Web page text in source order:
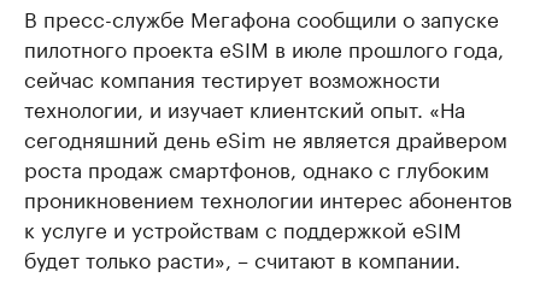
В пресс-службе Мегафона сообщили о запуске
пилотного проекта eSIM в июле прошлого года,
сейчас компания тестирует возможности
технологии, и изучает клиентский опыт. «На
сегодняшний день eSim не является драйвером
роста продаж смартфонов, однако с глубоким
проникновением технологии интерес абонентов
к услуге и устройствам с поддержкой eSIM
будет только расти», – считают в компании.